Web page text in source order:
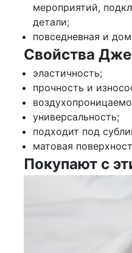
мероприятий,
детали;
повседневная и
Свойства
эластичность;
прочность и
универсальность;
подходит под
матовая
Покупают с